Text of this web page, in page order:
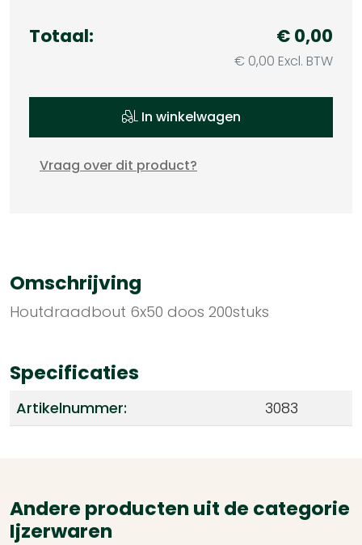
Totaal: € 0,00
€ 0,00 Excl. BTW
In winkelwagen
Vraag over dit product?
Omschrijving
Houtdraadbout 6x50 doos 200stuks
Specificaties
Artikelnummer: 3083
Andere producten uit de categorie
Ijzerwaren